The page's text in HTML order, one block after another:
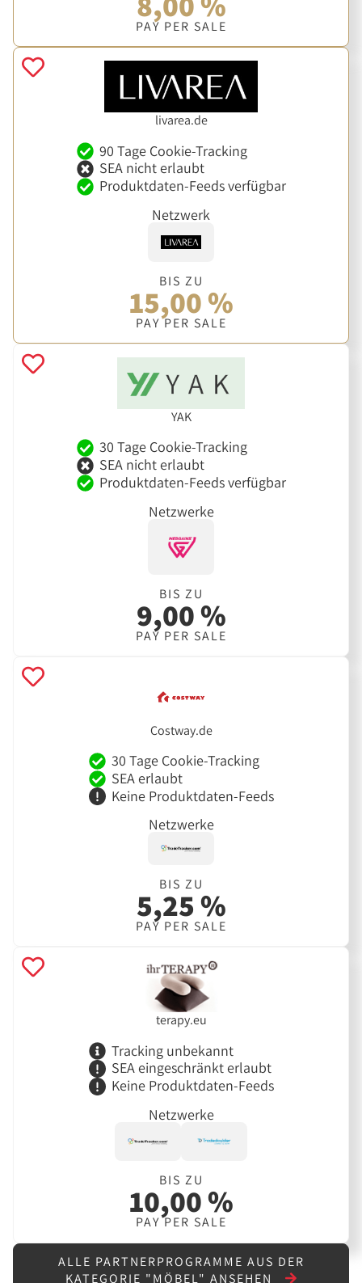
PAY PER SALE
livarea.de
90 Tage Cookie-Tracking
SEA nicht erlaubt
Produktdaten-Feeds verfügbar
Netzwerk
BIS ZU
15,00 %
PAY PER SALE
YAK
30 Tage Cookie-Tracking
SEA nicht erlaubt
Produktdaten-Feeds verfügbar
Netzwerke
BIS ZU
9,00 %
PAY PER SALE
Costway.de
30 Tage Cookie-Tracking
SEA erlaubt
Keine Produktdaten-Feeds
Netzwerke
BIS ZU
5,25 %
PAY PER SALE
terapy.eu
Tracking unbekannt
SEA eingeschränkt erlaubt
Keine Produktdaten-Feeds
Netzwerke
BIS ZU
10,00 %
PAY PER SALE
ALLE PARTNERPROGRAMME AUS DER
KATEGORIE "MÖBEL" ANSEHEN